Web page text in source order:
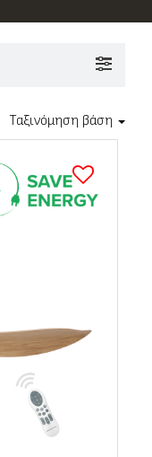
Ταξινόμηση βάση